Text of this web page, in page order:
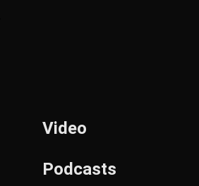
Video
Podcasts